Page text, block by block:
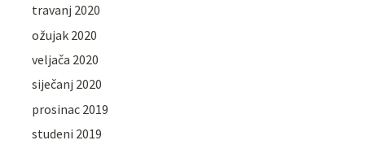
travanj 2020
ožujak 2020
veljača 2020
siječanj 2020
prosinac 2019
studeni 2019